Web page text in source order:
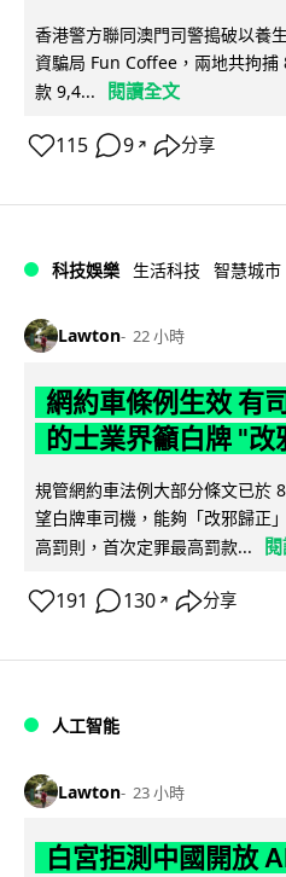
香港警方聯同澳門司警搗破以養
資騙局 Fun Coffee，兩地共拘
款 9,4...
閱讀全文
115 9 ↗ 分享
科技娛樂 生活科技 智慧城市
Lawton 22 小時
網約車條例生效 有
的士業界籲白牌 "改
規管網約車法例大部分條文已於
望白牌車司機，能夠「改邪歸正
高罰則，首次定罪最高罰款...
191 130 ↗ 分享
人工智能
Lawton 23 小時
白宮拒測中國開放